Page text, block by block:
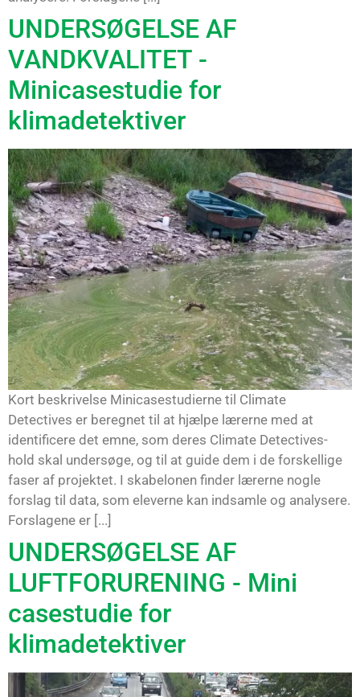
UNDERSØGELSE AF
VANDKVALITET -
Minicasestudie for
klimadetektiver
Kort beskrivelse Minicasestudierne til Climate
Detectives er beregnet til at hjælpe lærerne med at
identificere det emne, som deres Climate Detectives-
hold skal undersøge, og til at guide dem i de forskellige
faser af projektet. I skabelonen finder lærerne nogle
forslag til data, som eleverne kan indsamle og analysere.
Forslagene er [...]
UNDERSØGELSE AF
LUFTFORURENING - Mini
casestudie for
klimadetektiver